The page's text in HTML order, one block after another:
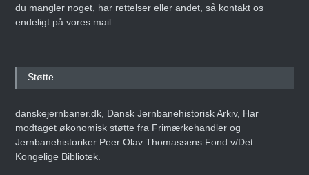
du mangler noget, har rettelser eller andet, så kontakt os
endeligt på vores mail.
Støtte
danskejernbaner.dk, Dansk Jernbanehistorisk Arkiv, Har
modtaget økonomisk støtte fra Frimærkehandler og
Jernbanehistoriker Peer Olav Thomassens Fond v/Det
Kongelige Bibliotek.